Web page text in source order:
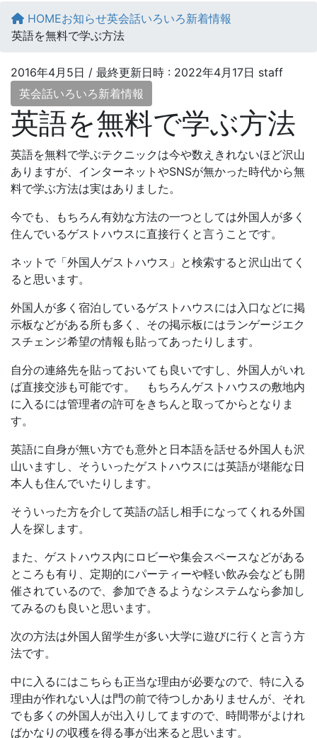
HOMEお知らせ英会話いろいろ新着情報
英語を無料で学ぶ方法
2016年4月5日 / 最終更新日時 : 2022年4月17日 staff
英会話いろいろ新着情報
英語を無料で学ぶ方法
英語を無料で学ぶテクニックは今や数えきれないほど沢山
ありますが、インターネットやSNSが無かった時代から無
料で学ぶ方法は実はありました。
今でも、もちろん有効な方法の一つとしては外国人が多く
住んでいるゲストハウスに直接行くと言うことです。
ネットで「外国人ゲストハウス」と検索すると沢山出てく
ると思います。
外国人が多く宿泊しているゲストハウスには入口などに掲
示板などがある所も多く、その掲示板にはランゲージエク
スチェンジ希望の情報も貼ってあったりします。
自分の連絡先を貼っておいても良いですし、外国人がいれ
ば直接交渉も可能です。 もちろんゲストハウスの敷地内
に入るには管理者の許可をきちんと取ってからとなりま
す。
英語に自身が無い方でも意外と日本語を話せる外国人も沢
山いますし、そういったゲストハウスには英語が堪能な日
本人も住んでいたりします。
そういった方を介して英語の話し相手になってくれる外国
人を探します。
また、ゲストハウス内にロビーや集会スペースなどがある
ところも有り、定期的にパーティーや軽い飲み会なども開
催されているので、参加できるようなシステムなら参加し
てみるのも良いと思います。
次の方法は外国人留学生が多い大学に遊びに行くと言う方
法です。
中に入るにはこちらも正当な理由が必要なので、特に入る
理由が作れない人は門の前で待つしかありませんが、それ
でも多くの外国人が出入りしてますので、時間帯がよけれ
ばかなりの収穫を得る事が出来ると思います。